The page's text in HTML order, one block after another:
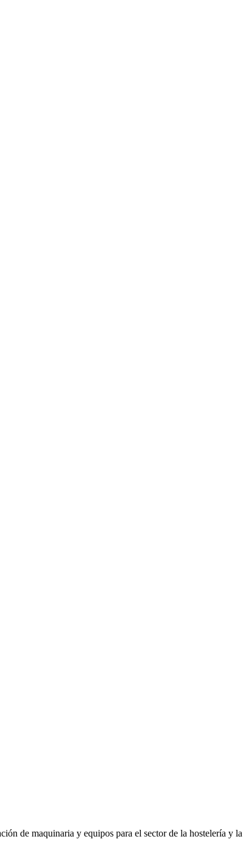
de maquinaria y equipos para el sector de la hostelería y la